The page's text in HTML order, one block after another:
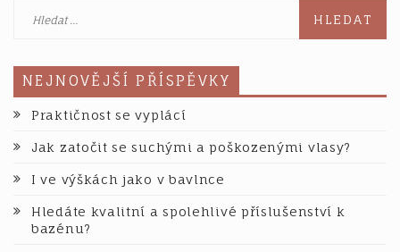
NEJNOVĚJŠÍ PŘÍSPĚVKY
Praktičnost se vyplácí
Jak zatočit se suchými a poškozenými vlasy?
I ve výškách jako v bavlnce
Hledáte kvalitní a spolehlivé příslušenství k
bazénu?